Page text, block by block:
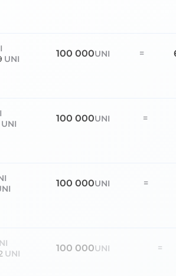
UNI 100 000UNI =
UNI 100 000UNI =
100 000UNI =
UNI 100 000UNI =